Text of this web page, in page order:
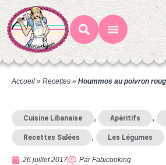
Accueil » Recettes » Hoummos au poivron
Cuisine Libanaise , Apéritifs ,
Recettes Salées , Les Légumes
26 juillet 2017 ParFabicooking